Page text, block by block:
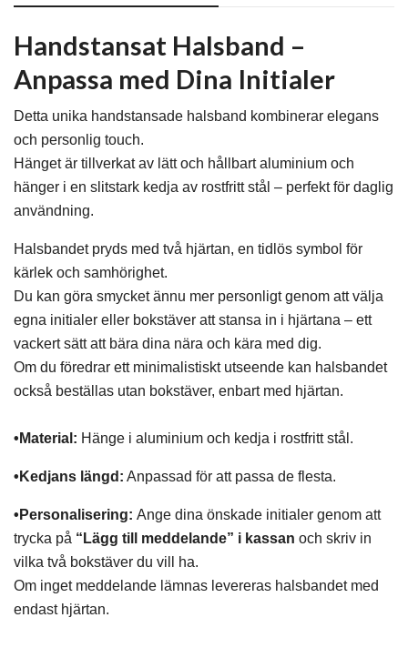
Handstansat Halsband –
Anpassa med Dina Initialer
Detta unika handstansade halsband kombinerar elegans
och personlig touch.
Hänget är tillverkat av lätt och hållbart aluminium och
hänger i en slitstark kedja av rostfritt stål – perfekt för daglig
användning.
Halsbandet pryds med två hjärtan, en tidlös symbol för
kärlek och samhörighet.
Du kan göra smycket ännu mer personligt genom att välja
egna initialer eller bokstäver att stansa in i hjärtana – ett
vackert sätt att bära dina nära och kära med dig.
Om du föredrar ett minimalistiskt utseende kan halsbandet
också beställas utan bokstäver, enbart med hjärtan.
•Material: Hänge i aluminium och kedja i rostfritt stål.
•Kedjans längd: Anpassad för att passa de flesta.
•Personalisering: Ange dina önskade initialer genom att
trycka på “Lägg till meddelande” i kassan och skriv in
vilka två bokstäver du vill ha.
Om inget meddelande lämnas levereras halsbandet med
endast hjärtan.